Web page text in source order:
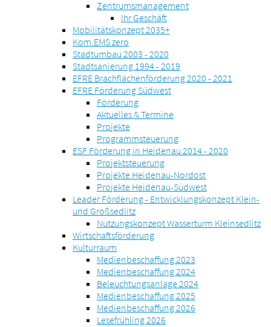
Zentrumsmanagement
Ihr Geschäft
Mobilitätskonzept 2035+
Kom.EMS zero
Stadtumbau 2003 - 2020
Stadtsanierung 1994 - 2019
EFRE Brachflächenförderung 2020 - 2021
EFRE Förderung Südwest
Förderung
Aktuelles & Termine
Projekte
Programmsteuerung
ESF Förderung in Heidenau 2014 - 2020
Projektsteuerung
Projekte Heidenau-Nordost
Projekte Heidenau-Südwest
Leader Förderung - Entwicklungskonzept Klein-
und Großsedlitz
Nutzungskonzept Wasserturm Kleinsedlitz
Wirtschaftsförderung
Kulturraum
Medienbeschaffung 2023
Medienbeschaffung 2024
Beleuchtungsanlage 2024
Medienbeschaffung 2025
Medienbeschaffung 2026
Lesefrühling 2026